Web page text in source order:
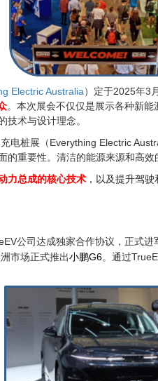
Electric Australia）定于2025年3
。本次展会不仅仅是展示各种新
术与设计理念。
电桩展（Everything Electric
重要性。清洁的能源来源和高
力总成的核心技术，以及提升驾驶
公司达成独家合作协议，正式
市场正式推出小鹏G6。通过